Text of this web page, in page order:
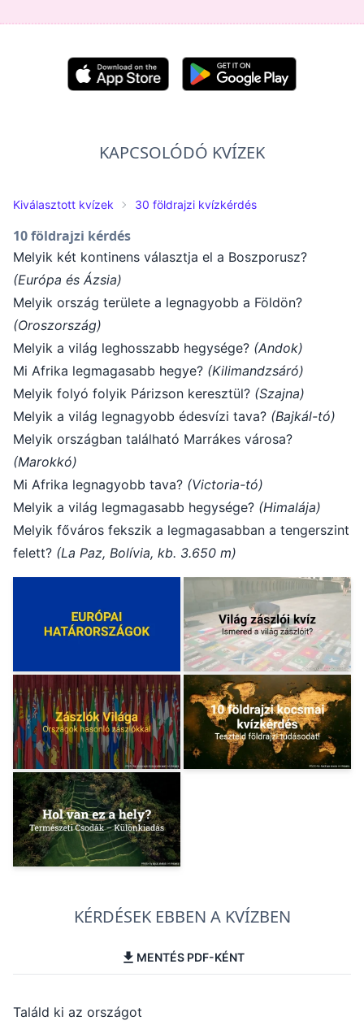
KAPCSOLÓDÓ KVÍZEK
Kiválasztott kvízek 30 földrajzi kvízkérdés
10 földrajzi kérdés
Melyik két kontinens választja el a Boszporusz?
(Európa és Ázsia)
Melyik ország területe a legnagyobb a Földön?
(Oroszország)
Melyik a világ leghosszabb hegysége? (Andok)
Mi Afrika legmagasabb hegye? (Kilimandzsáró)
Melyik folyó folyik Párizson keresztül? (Szajna)
Melyik a világ legnagyobb édesvízi tava? (Bajkál-tó)
Melyik országban található Marrákes városa?
(Marokkó)
Mi Afrika legnagyobb tava? (Victoria-tó)
Melyik a világ legmagasabb hegysége? (Himalája)
Melyik főváros fekszik a legmagasabban a tengerszint
felett? (La Paz, Bolívia, kb. 3.650 m)
KÉRDÉSEK EBBEN A KVÍZBEN
MENTÉS PDF-KÉNT
Találd ki az országot